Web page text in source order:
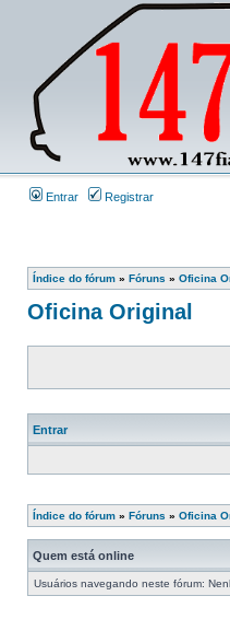
Entrar Registrar
Índice do fórum » Fóruns » Oficina
Oficina Original
Entrar
Índice do fórum » Fóruns » Oficina
Quem está online
Usuários navegando neste fórum: